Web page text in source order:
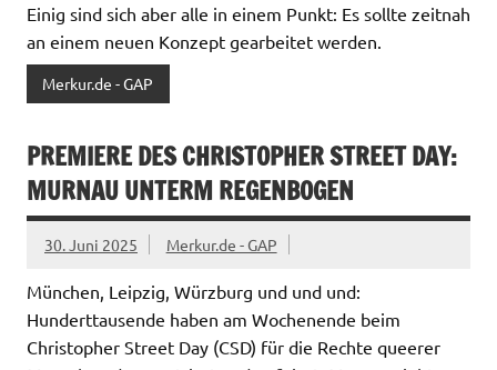
Einig sind sich aber alle in einem Punkt: Es sollte zeitnah
an einem neuen Konzept gearbeitet werden.
Merkur.de - GAP
PREMIERE DES CHRISTOPHER STREET DAY:
MURNAU UNTERM REGENBOGEN
30. Juni 2025 Merkur.de - GAP
München, Leipzig, Würzburg und und und:
Hunderttausende haben am Wochenende beim
Christopher Street Day (CSD) für die Rechte queerer